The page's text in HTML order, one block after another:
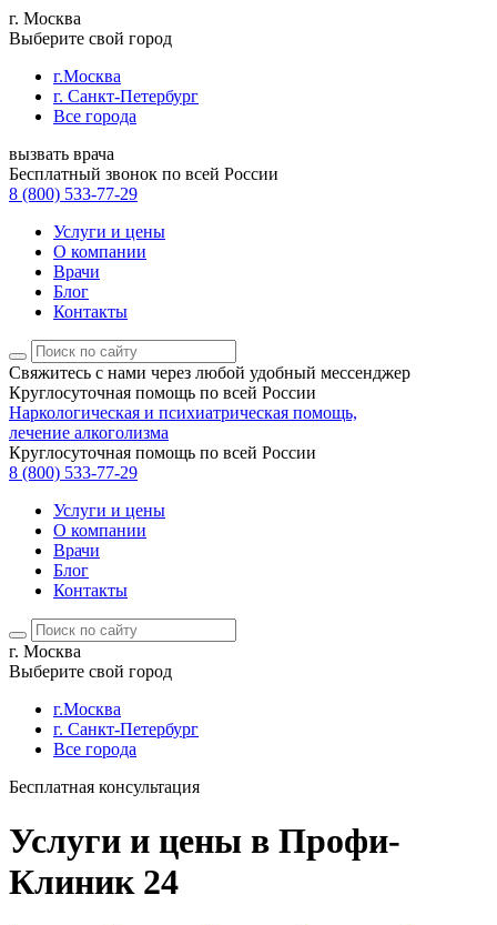
г. Москва
Выберите свой город
г.Москва
г. Санкт-Петербург
Все города
вызвать врача
Бесплатный звонок по всей России
8 (800) 533-77-29
Услуги и цены
О компании
Врачи
Блог
Контакты
Свяжитесь с нами через любой удобный мессенджер
Круглосуточная помощь по всей России
Наркологическая и психиатрическая помощь,
лечение алкоголизма
Круглосуточная помощь по всей России
8 (800) 533-77-29
Услуги и цены
О компании
Врачи
Блог
Контакты
г. Москва
Выберите свой город
г.Москва
г. Санкт-Петербург
Все города
Бесплатная консультация
Услуги и цены в Профи-
Клиник 24